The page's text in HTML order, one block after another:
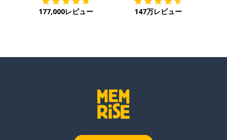
177,000レビュー 147万レビュー